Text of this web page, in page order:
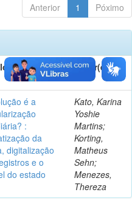
Anterior 1 Póximo
Autor(es)
é a
:
da
digitalização
e o
do estado
Kato, Karina
Yoshie
Martins;
Korting,
Matheus
Sehn;
Menezes,
Thereza